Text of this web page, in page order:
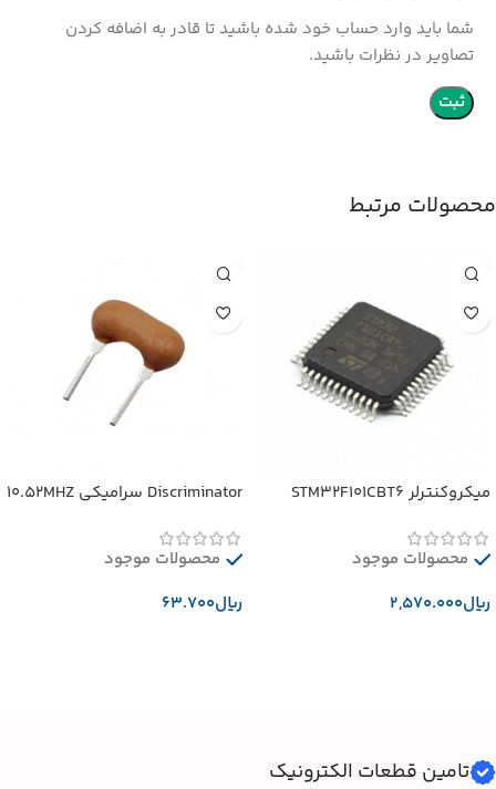
شما باید وارد حساب خود شده باشید تا قادر به اضافه کردن
تصاویر در نظرات باشید.
محصولات مرتبط
میکروکنترلر STM32F101CBT6
محصولات موجود
﷼
Discriminator سرامیکی 10.52MHZ
محصولات موجود
﷼
تامین قطعات الکترونیک